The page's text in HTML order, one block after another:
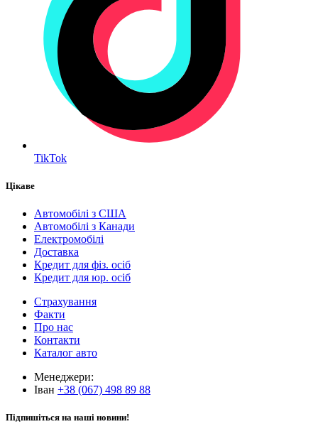
TikTok
Цікаве
Автомобілі з США
Автомобілі з Канади
Електромобілі
Доставка
Кредит для фіз. осіб
Кредит для юр. осіб
Страхування
Факти
Про нас
Контакти
Каталог авто
Менеджери:
Іван +38 (067) 498 89 88
Підпишіться на наші новини!